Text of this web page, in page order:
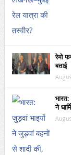
रेमो
बताई
ने